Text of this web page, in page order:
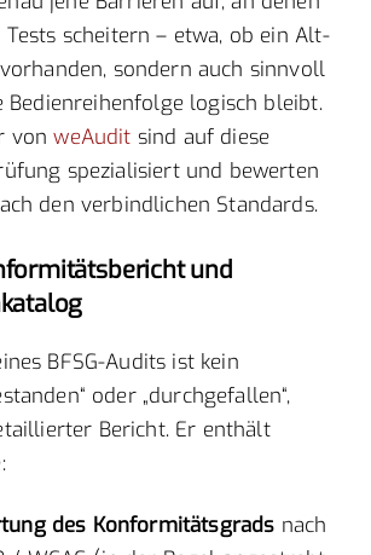
scheitern – etwa, ob ein Alt-
sondern auch sinnvoll
Bedienreihenfolge logisch bleibt.
vonweAudit sind auf diese
spezialisiert und bewerten
den verbindlichen Standards.
und
BFSG-Audits ist kein
oder „durchgefallen“,
Bericht. Er enthält
des Konformitätsgrads nach